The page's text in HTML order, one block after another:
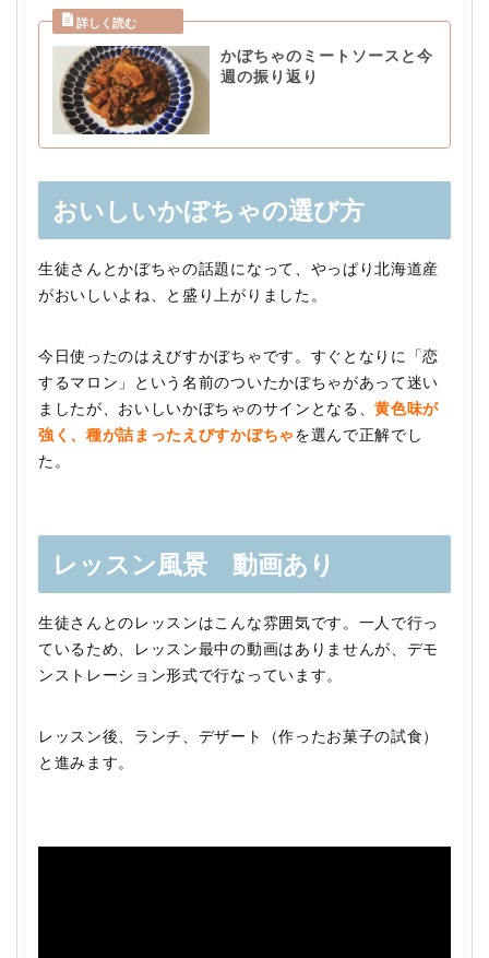
かぼちゃのミートソースと今
週の振り返り
おいしいかぼちゃの選び方
生徒さんとかぼちゃの話題になって、やっぱり北海道産
がおいしいよね、と盛り上がりました。
今日使ったのはえびすかぼちゃです。すぐとなりに「恋
するマロン」という名前のついたかぼちゃがあって迷い
ましたが、おいしいかぼちゃのサインとなる、黄色味が
強く、種が詰まったえびすかぼちゃ を選んで正解でし
た。
レッスン風景 動画あり
生徒さんとのレッスンはこんな雰囲気です。一人で行っ
ているため、レッスン最中の動画はありませんが、デモ
ンストレーション形式で行なっています。
レッスン後、ランチ、デザート（作ったお菓子の試食）
と進みます。